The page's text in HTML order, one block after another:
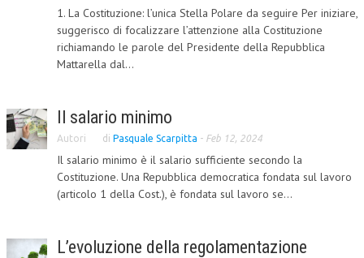
DIRITTO DEL WEB
DIRITTO DELLE IMPRESE IN CRISI
CRIMINOLOGIA E CRIMINALISTICA
FISCO
DIRITTO TRIBUTARIO
FISCALITÀ INTERNAZIONALE
CRIMINOLOGIA TRIBUTARIA
1. La Costituzione: l’unica Stella Polare da seguire Per iniziare,
suggerisco di focalizzare l’attenzione alla Costituzione
richiamando le parole del Presidente della Repubblica
Mattarella dal...
Il salario minimo
Autori di Pasquale Scarpitta - Feb 12, 2024
Il salario minimo è il salario sufficiente secondo la
Costituzione. Una Repubblica democratica fondata sul lavoro
(articolo 1 della Cost.), è fondata sul lavoro se...
L’evoluzione della regolamentazione